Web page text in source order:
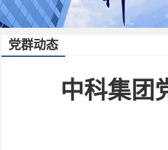
党群动态
中科集团